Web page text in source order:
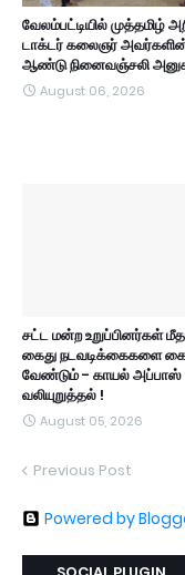
வேலம்பட்டியில் முத்தமிழ்
டாக்டர் கலைஞர்
ஆண்டு நினைவஞ்சலி
August 06, 2026
சட்ட மன்ற உறுப்பினர்கள்
கைது நடவடிக்கைகளை
வேண்டும் - காயல் அப்பாஸ்
வலியுறுத்தல் !
August 05, 2026
Previous Post
Powered by